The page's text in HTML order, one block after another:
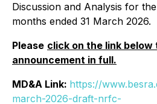
Discussion and Analysis for
months ended 31 March 2026.
Please click on the link below
announcement in full.
MD&A Link: https://
march-2026-draft-nrfc-